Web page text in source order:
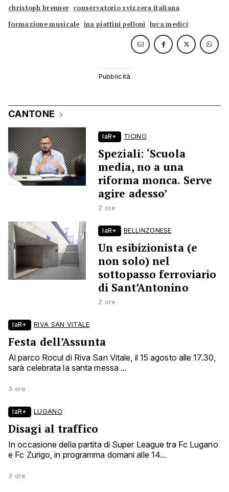
christoph brenner conservatorio svizzera italiana
formazione musicale ina piattini pelloni luca medici
CANTONE
laR+ TICINO
Speziali: ‘Scuola
media, no a una
riforma monca. Serve
agire adesso’
2 ore
laR+ BELLINZONESE
Un esibizionista (e
non solo) nel
sottopasso ferroviario
di Sant’Antonino
2 ore
laR+ RIVA SAN VITALE
Festa dell’Assunta
Al parco Rocul di Riva San Vitale, il 15 agosto alle 17.30,
sarà celebrata la santa messa ...
3 ore
laR+ LUGANO
Disagi al traffico
In occasione della partita di Super League tra Fc Lugano
e Fc Zurigo, in programma domani alle 14...
3 ore